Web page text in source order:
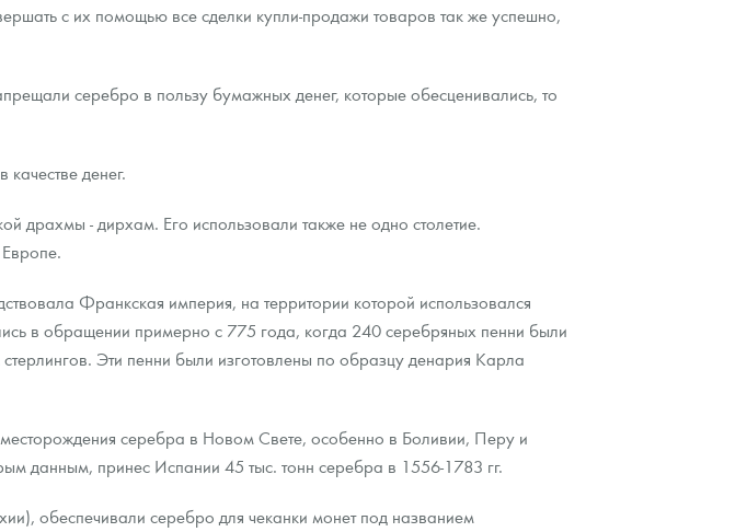
с их помощью все сделки купли-продажи товаров так же успешно,
серебро в пользу бумажных денег, которые обесценивались, то
денег.
драхмы - дирхам. Его использовали также не одно столетие.
Франкская империя, на территории которой использовался
в обращении примерно с 775 года, когда 240 серебряных пенни были
Эти пенни были изготовлены по образцу денария Карла
серебра в Новом Свете, особенно в Боливии, Перу и
данным, принес Испании 45 тыс. тонн серебра в 1556-1783 гг.
обеспечивали серебро для чеканки монет под названием